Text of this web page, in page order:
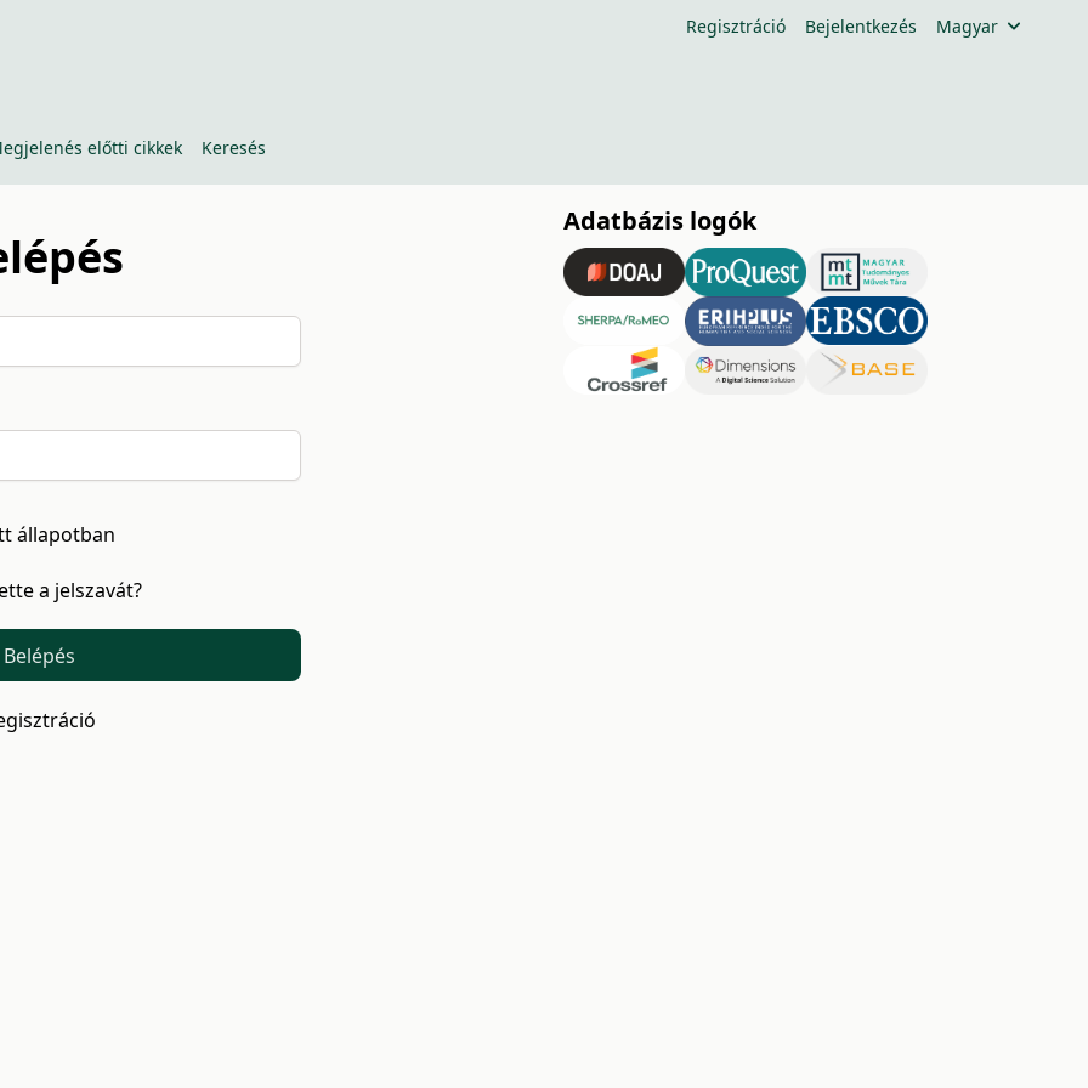
Regisztráció Bejelentkezés Magyar
előtti cikkek Keresés
állapotban
a jelszavát?
Belépés
Adatbázis logók